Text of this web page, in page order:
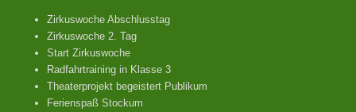
Zirkuswoche Abschlusstag
Zirkuswoche 2. Tag
Start Zirkuswoche
Radfahrtraining in Klasse 3
Theaterprojekt begeistert Publikum
Ferienspaß Stockum